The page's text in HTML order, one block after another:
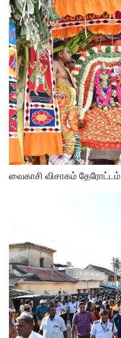
வைகாசி விசாகம் தேரோட்டம்